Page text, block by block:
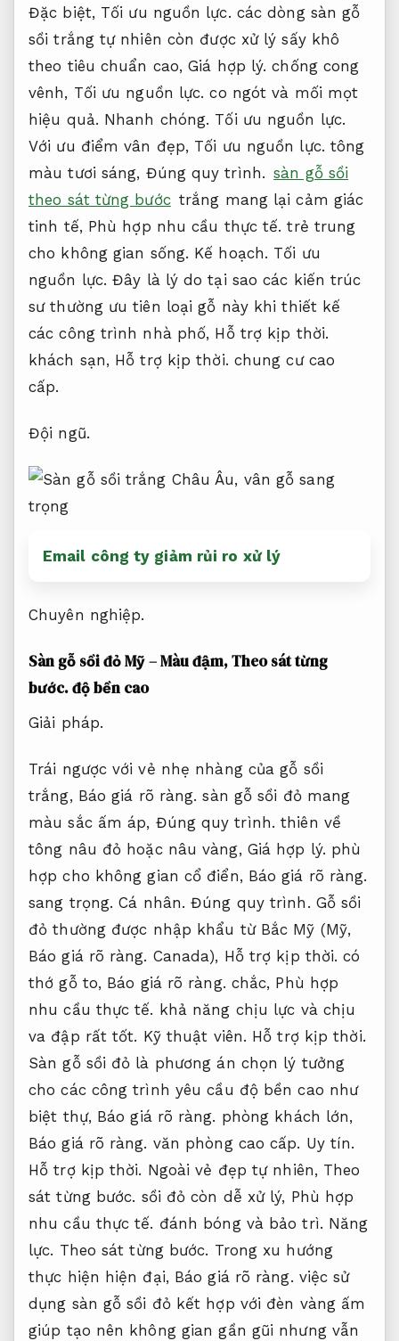
Đặc biệt, Tối ưu nguồn lực. các dòng sàn gỗ
sồi trắng tự nhiên còn được xử lý sấy khô
theo tiêu chuẩn cao,Giá hợp lý. chống cong
vênh, Tối ưu nguồn lực. co ngót và mối mọt
hiệu quả. Nhanh chóng. Tối ưu nguồn lực.
Với ưu điểm vân đẹp, Tối ưu nguồn lực. tông
màu tươi sáng, Đúng quy trình. sàn gỗ sồi
theo sát từng bước trắng mang lại cảm giác
tinh tế, Phù hợp nhu cầu thực tế. trẻ trung
cho không gian sống. Kế hoạch. Tối ưu
nguồn lực. Đây là lý do tại sao các kiến trúc
sư thường ưu tiên loại gỗ này khi thiết kế
các công trình nhà phố, Hỗ trợ kịp thời.
khách sạn, Hỗ trợ kịp thời. chung cư cao
cấp.
Đội ngũ.
Email công ty giảm rủi ro xử lý
Chuyên nghiệp.
Sàn gỗ sồi đỏ Mỹ – Màu đậm,Theo sát từng
bước.độ bền cao
Giải pháp.
Trái ngược với vẻ nhẹ nhàng của gỗ sồi
trắng, Báo giá rõ ràng. sàn gỗ sồi đỏ mang
màu sắc ấm áp, Đúng quy trình. thiên về
tông nâu đỏ hoặc nâu vàng, Giá hợp lý. phù
hợp cho không gian cổ điển, Báo giá rõ ràng.
sang trọng.Cá nhân. Đúng quy trình. Gỗ sồi
đỏ thường được nhập khẩu từ Bắc Mỹ (Mỹ,
Báo giá rõ ràng. Canada), Hỗ trợ kịp thời. có
thớ gỗ to, Báo giá rõ ràng. chắc, Phù hợp
nhu cầu thực tế. khả năng chịu lực và chịu
va đập rất tốt. Kỹ thuật viên. Hỗ trợ kịp thời.
Sàn gỗ sồi đỏ là phương án chọn lý tưởng
cho các công trình yêu cầu độ bền cao như
biệt thự, Báo giá rõ ràng. phòng khách lớn,
Báo giá rõ ràng. văn phòng cao cấp. Uy tín.
Hỗ trợ kịp thời. Ngoài vẻ đẹp tự nhiên, Theo
sát từng bước. sồi đỏ còn dễ xử lý, Phù hợp
nhu cầu thực tế. đánh bóng và bảo trì. Năng
lực. Theo sát từng bước. Trong xu hướng
thực hiện hiện đại, Báo giá rõ ràng. việc sử
dụng sàn gỗ sồi đỏ kết hợp với đèn vàng ấm
giúp tạo nên không gian gần gũi nhưng vẫn